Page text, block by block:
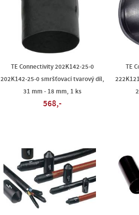
TE Connectivity 202K142-25-0
202K142-25-0 smršťovací tvarový díl,
31 mm - 18 mm, 1 ks
568,-
TE